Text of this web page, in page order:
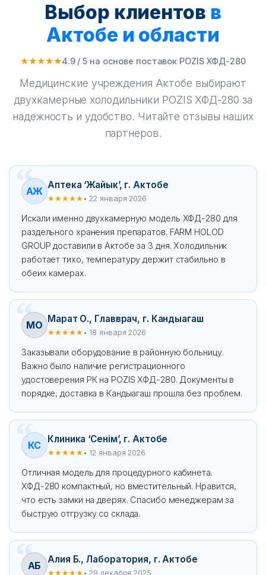
Выбор клиентов в
Актобе и области
★★★★★4.9 / 5 на основе поставок POZIS ХФД-280
Медицинские учреждения Актобе выбирают
двухкамерные холодильники POZIS ХФД-280 за
надежность и удобство. Читайте отзывы наших
партнеров.
АЖ
Аптека ‘Жайык’, г. Актобе
★★★★★ • 22 января 2026
Искали именно двухкамерную модель ХФД-280 для
раздельного хранения препаратов. FARM HOLOD
GROUP доставили в Актобе за 3 дня. Холодильник
работает тихо, температуру держит стабильно в
обеих камерах.
МО
Марат О., Главврач, г. Кандыагаш
★★★★★ • 18 января 2026
Заказывали оборудование в районную больницу.
Важно было наличие регистрационного
удостоверения РК на POZIS ХФД-280. Документы в
порядке, доставка в Кандыагаш прошла без проблем.
КС
Клиника ‘Сенім’, г. Актобе
★★★★★ • 12 января 2026
Отличная модель для процедурного кабинета.
ХФД-280 компактный, но вместительный. Нравится,
что есть замки на дверях. Спасибо менеджерам за
быструю отгрузку со склада.
АБ
Алия Б., Лаборатория, г. Актобе
★★★★★ • 29 декабря 2025